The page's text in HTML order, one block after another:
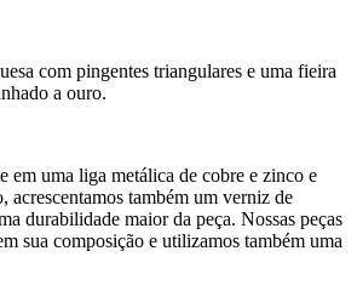
com pingentes triangulares e uma fieira
a ouro.
em uma liga metálica de cobre e zinco e
acrescentamos também um verniz de
durabilidade maior da peça. Nossas peças
sua composição e utilizamos também uma